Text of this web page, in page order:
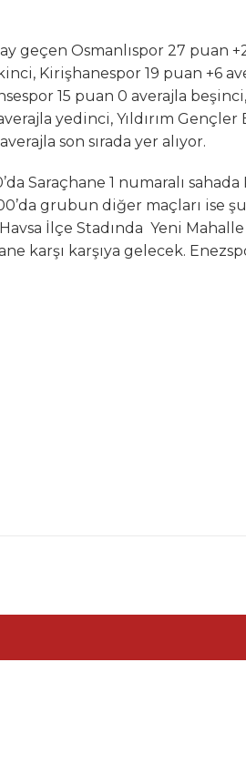
geçen Osmanlıspor 27 puan
Kirişhanespor 19 puan +6
15 puan 0 averajla
yedinci, Yıldırım
son sırada yer alıyor.
Saraçhane 1 numaralı
grubun diğer maçları ise
İlçe Stadında Yeni
karşı karşıya gelecek.